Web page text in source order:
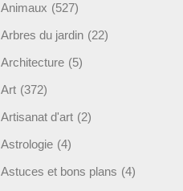
Animaux (527)
Arbres du jardin (22)
Architecture (5)
Art (372)
Artisanat d'art (2)
Astrologie (4)
Astuces et bons plans (4)